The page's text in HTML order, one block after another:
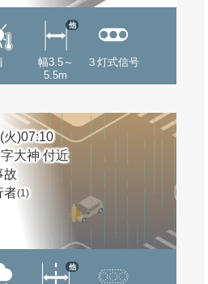
幅3.5～
5.5m
他
３灯式信号
火)07:10
大神 付近
故
者(1)
他